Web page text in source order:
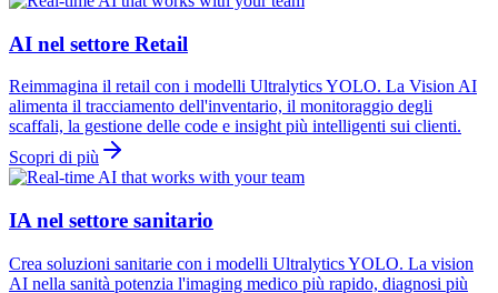
AI nel settore Retail
Reimmagina il retail con i modelli Ultralytics YOLO. La Vision AI
alimenta il tracciamento dell'inventario, il monitoraggio degli
scaffali, la gestione delle code e insight più intelligenti sui clienti.
Scopri di più
IA nel settore sanitario
Crea soluzioni sanitarie con i modelli Ultralytics YOLO. La vision
AI nella sanità potenzia l'imaging medico più rapido, diagnosi più